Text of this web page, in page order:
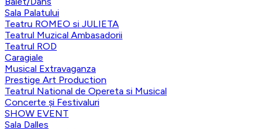
Sala Palatului
Teatru ROMEO si JULIETA
Teatrul Muzical Ambasadorii
Teatrul ROD
Caragiale
Musical Extravaganza
Prestige Art Production
Teatrul National de Opereta si Musical
Concerte și Festivaluri
SHOW EVENT
Sala Dalles